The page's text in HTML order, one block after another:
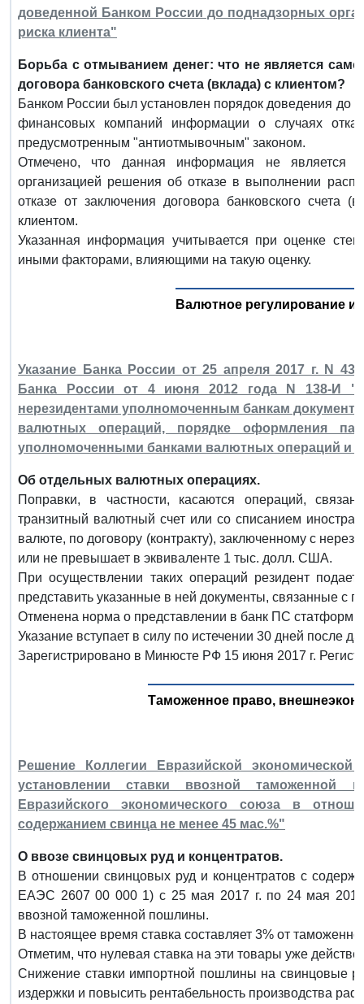
доведенной Банком России до поднадзорных
риска клиента"
Борьба с отмыванием денег: что не является
договора банковского счета (вклада) с клиентом?
Банком России был установлен порядок доведения до
финансовых компаний информации о случаях
предусмотренным "антиотмывочным" законом.
Отмечено, что данная информация не является
организацией решения об отказе в выполнении
отказе от заключения договора банковского счета
клиентом.
Указанная информация учитывается при оценке
иными факторами, влияющими на такую оценку.
Валютное регулирование
Указание Банка России от 25 апреля 2017 г. N
Банка России от 4 июня 2012 года N 138-И "О
нерезидентами уполномоченным банкам
валютных операций, порядке оформления
уполномоченными банками валютных операций и
Об отдельных валютных операциях.
Поправки, в частности, касаются операций,
транзитный валютный счет или со списанием
валюте, по договору (контракту), заключенному с
или не превышает в эквиваленте 1 тыс. долл. США.
При осуществлении таких операций резидент
представить указанные в ней документы, связанные с
Отменена норма о представлении в банк ПС
Указание вступает в силу по истечении 30 дней после
Зарегистрировано в Минюсте РФ 15 июня 2017 г.
Таможенное право,
Решение Коллегии Евразийской
установлении ставки ввозной таможенной
Евразийского экономического союза в
содержанием свинца не менее 45 мас.%"
О ввозе свинцовых руд и концентратов.
В отношении свинцовых руд и концентратов с
ЕАЭС 2607 00 000 1) с 25 мая 2017 г. по 24 мая 2019
ввозной таможенной пошлины.
В настоящее время ставка составляет 3% от
Отметим, что нулевая ставка на эти товары уже
Снижение ставки импортной пошлины на свинцовые
издержки и повысить рентабельность производства